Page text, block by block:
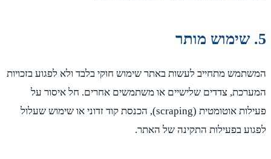
מתחייב לעשות באתר שימוש חוקי בלבד ולא לפגוע בזכויות
צדדים שלישיים או משתמשים אחרים. חל איסור על
פעילות אוטומטית (scraping), הכנסת קוד זדוני או שימוש שעלול
בפעילות התקינה של האתר.